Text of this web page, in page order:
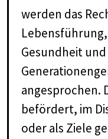
werden das
Gesundheit
angesprochen.
befördert, im
oder als Ziele